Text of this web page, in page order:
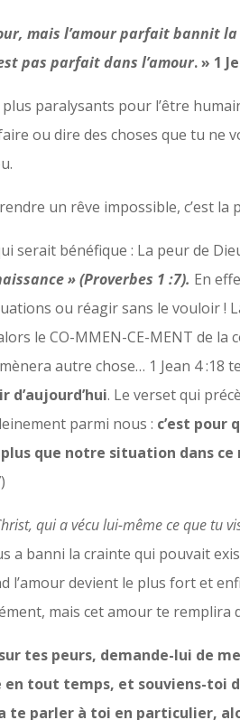
mais l’amour parfait bannit
pas parfait dans l’amour. » 1
paralysants pour l’être
ou dire des choses que tu ne
un rêve impossible, c’est la
serait bénéfique : La peur de
» (Proverbes 1 :7). En
ou réagir sans le vouloir !
le CO-MMEN-CE-MENT de la
autre chose… 1 Jean 4 :18
. Le verset qui
parmi nous : c’est pour
que notre situation dans ce
qui a vécu lui-même ce que tu
a banni la crainte qui pouvait
l’amour devient le plus fort et
mais cet amour te remplira
tes peurs, demande-lui de
tout temps, et souviens-toi
te parler à toi en particulier,